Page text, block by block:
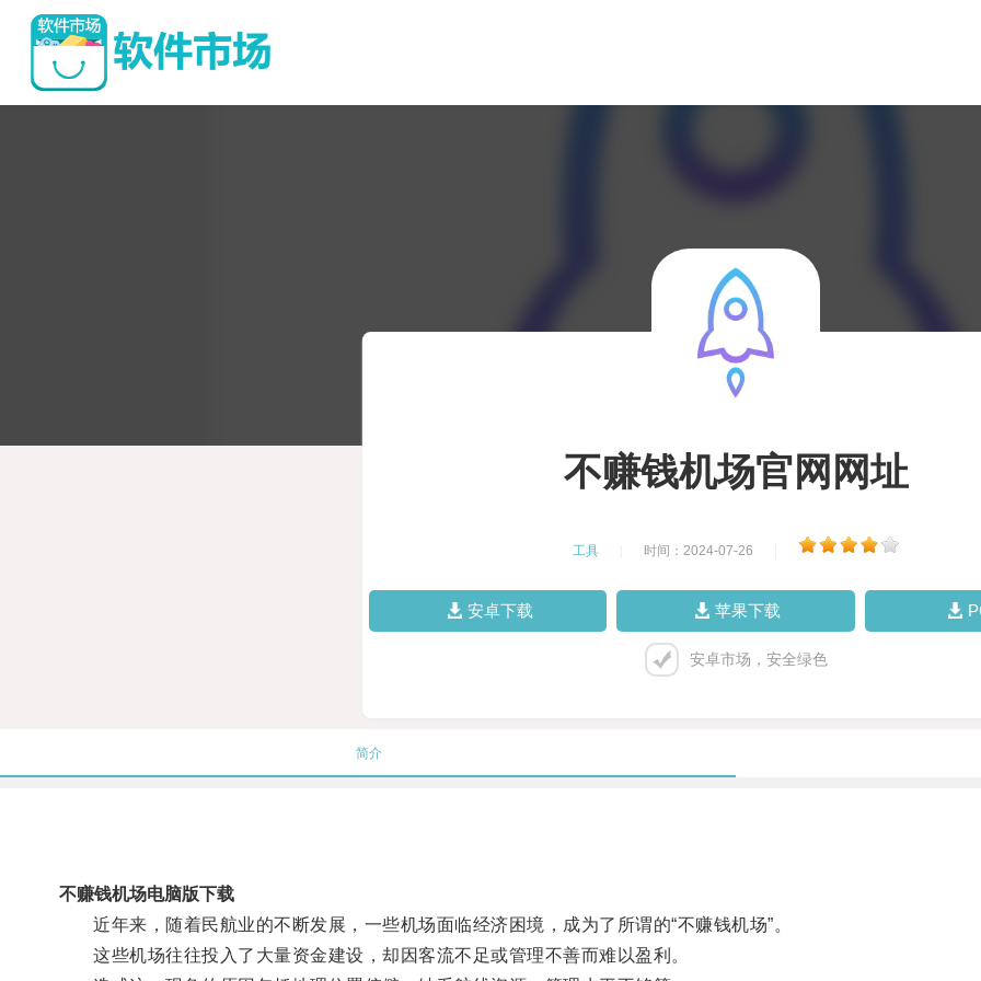
不赚钱机场官网网址
工具 时间：2024-07-26
安卓下载 苹果下载
安卓市场，安全绿色
简介
不赚钱机场电脑版下载
近年来，随着民航业的不断发展，一些机场面临经济困境，成为了所谓的“不赚钱机场”。
这些机场往往投入了大量资金建设，却因客流不足或管理不善而难以盈利。